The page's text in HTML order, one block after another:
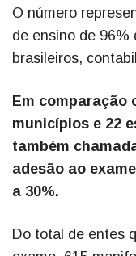
O número
de ensino de 96%
brasileiros,
Em comparação
municípios e 22
também
adesão ao
a 30%.
Do total de entes